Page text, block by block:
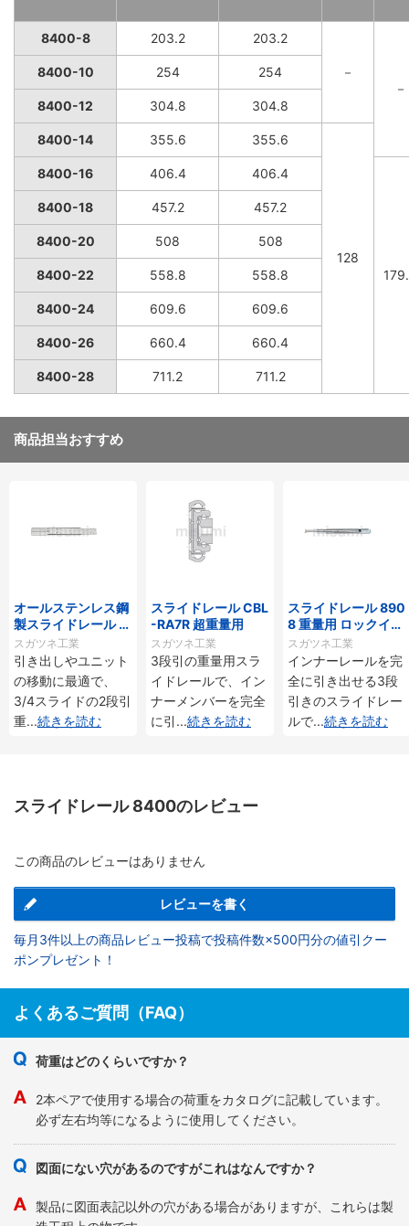
8400-8 203.2 203.2
－
－
8400-10 254 254
8400-12 304.8 304.8
8400-14 355.6 355.6
128
8400-16 406.4 406.4
8400-18 457.2 457.2
8400-20 508 508
8400-22 558.8 558.8
8400-24 609.6 609.6
8400-26 660.4 660.4
8400-28 711.2 711.2
商品担当おすすめ
オールステンレス鋼
製スライドレール 重
量用 ESR5
スガツネ工業
引き出しやユニット
の移動に最適で、
3/4スライドの2段引
重...続きを読む
スライドレール CBL
-RA7R 超重量用
スガツネ工業
3段引の重量用スラ
イドレールで、イン
ナーメンバーを完全
に引 ...続きを読む
スライドレール 890
8 重量用 ロックイ
ン・ロックアウト機
構付
スガツネ工業
インナーレールを完
全に引き出せる3段
引きのスライドレー
ルで...続きを読む
スライドレール 8400のレビュー
この商品のレビューはありません
レビューを書く
毎月3件以上の商品レビュー投稿で投稿件数×500円分の値引クー
ポンプレゼント！
よくあるご質問（FAQ）
荷重はどのくらいですか？
2本ペアで使用する場合の荷重をカタログに記載しています。
必ず左右均等になるように使用してください。
図面にない穴があるのですがこれはなんですか？
製品に図面表記以外の穴がある場合がありますが、これらは製